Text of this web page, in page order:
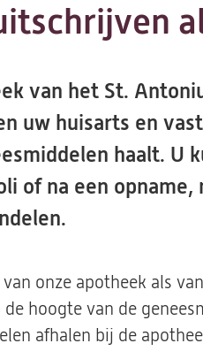
van het St.
uw huisarts en
haalt. U
of na een
onze apotheek als
de hoogte van de
afhalen bij de